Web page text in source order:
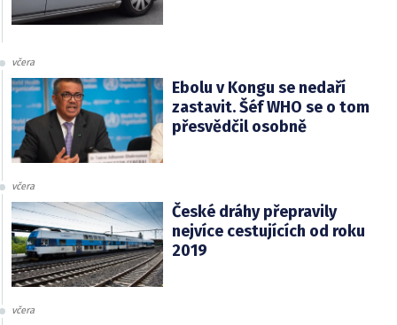
včera
Ebolu v Kongu se nedaří
zastavit. Šéf WHO se o tom
přesvědčil osobně
včera
České dráhy přepravily
nejvíce cestujících od roku
2019
včera